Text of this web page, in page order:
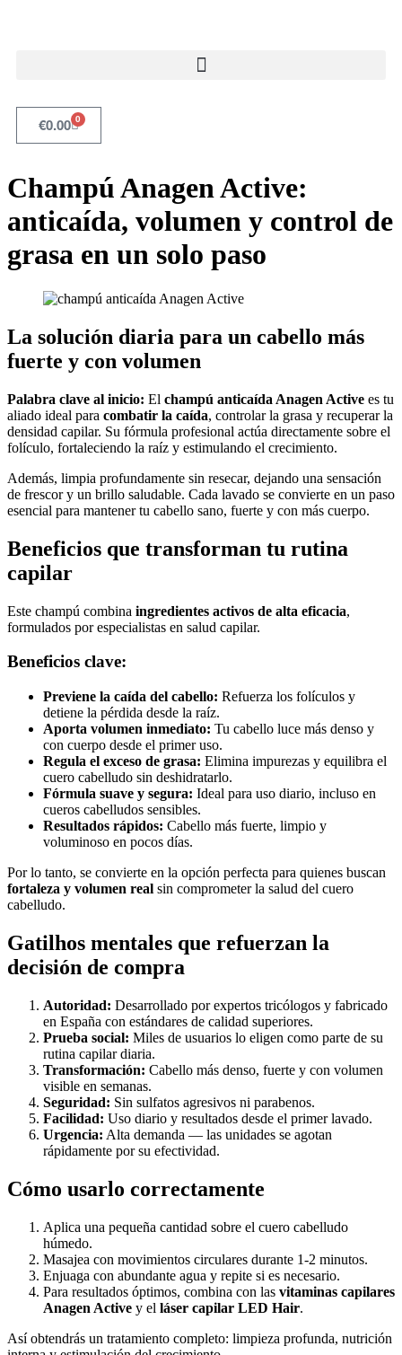
€0.00 0
Champú Anagen Active:
anticaída, volumen y control de
grasa en un solo paso
La solución diaria para un cabello más
fuerte y con volumen
Palabra clave al inicio: El champú anticaída Anagen Active es tu
aliado ideal para combatir la caída, controlar la grasa y recuperar la
densidad capilar. Su fórmula profesional actúa directamente sobre el
folículo, fortaleciendo la raíz y estimulando el crecimiento.
Además, limpia profundamente sin resecar, dejando una sensación
de frescor y un brillo saludable. Cada lavado se convierte en un paso
esencial para mantener tu cabello sano, fuerte y con más cuerpo.
Beneficios que transforman tu rutina
capilar
Este champú combina ingredientes activos de alta eficacia,
formulados por especialistas en salud capilar.
Beneficios clave:
Previene la caída del cabello: Refuerza los folículos y
detiene la pérdida desde la raíz.
Aporta volumen inmediato: Tu cabello luce más denso y
con cuerpo desde el primer uso.
Regula el exceso de grasa: Elimina impurezas y equilibra el
cuero cabelludo sin deshidratarlo.
Fórmula suave y segura: Ideal para uso diario, incluso en
cueros cabelludos sensibles.
Resultados rápidos: Cabello más fuerte, limpio y
voluminoso en pocos días.
Por lo tanto, se convierte en la opción perfecta para quienes buscan
fortaleza y volumen real sin comprometer la salud del cuero
cabelludo.
Gatilhos mentales que refuerzan la
decisión de compra
Autoridad: Desarrollado por expertos tricólogos y fabricado
en España con estándares de calidad superiores.
Prueba social: Miles de usuarios lo eligen como parte de su
rutina capilar diaria.
Transformación: Cabello más denso, fuerte y con volumen
visible en semanas.
Seguridad: Sin sulfatos agresivos ni parabenos.
Facilidad: Uso diario y resultados desde el primer lavado.
Urgencia: Alta demanda — las unidades se agotan
rápidamente por su efectividad.
Cómo usarlo correctamente
Aplica una pequeña cantidad sobre el cuero cabelludo
húmedo.
Masajea con movimientos circulares durante 1-2 minutos.
Enjuaga con abundante agua y repite si es necesario.
Para resultados óptimos, combina con las vitaminas capilares
Anagen Active y el láser capilar LED Hair.
Así obtendrás un tratamiento completo: limpieza profunda, nutrición